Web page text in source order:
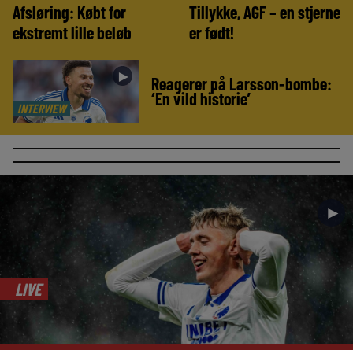
Afsløring: Købt for
ekstremt lille beløb
Tillykke, AGF – en stjerne
er født!
INTERVIEW
► Reagerer på Larsson-bombe:
‘En vild historie’
►
LIVE